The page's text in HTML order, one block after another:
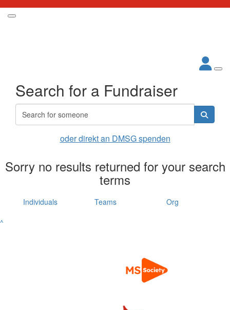
Search for a Fundraiser
oder direkt an DMSG spenden
Sorry no results returned for your search
terms
Individuals Teams
Org
^